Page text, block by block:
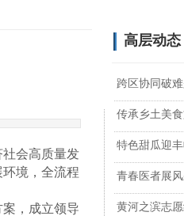
高层动态
会高质量发
境，全流程
，成立领导
跨区协同破
传承乡土美
特色甜瓜迎
青春医者展
黄河之滨志